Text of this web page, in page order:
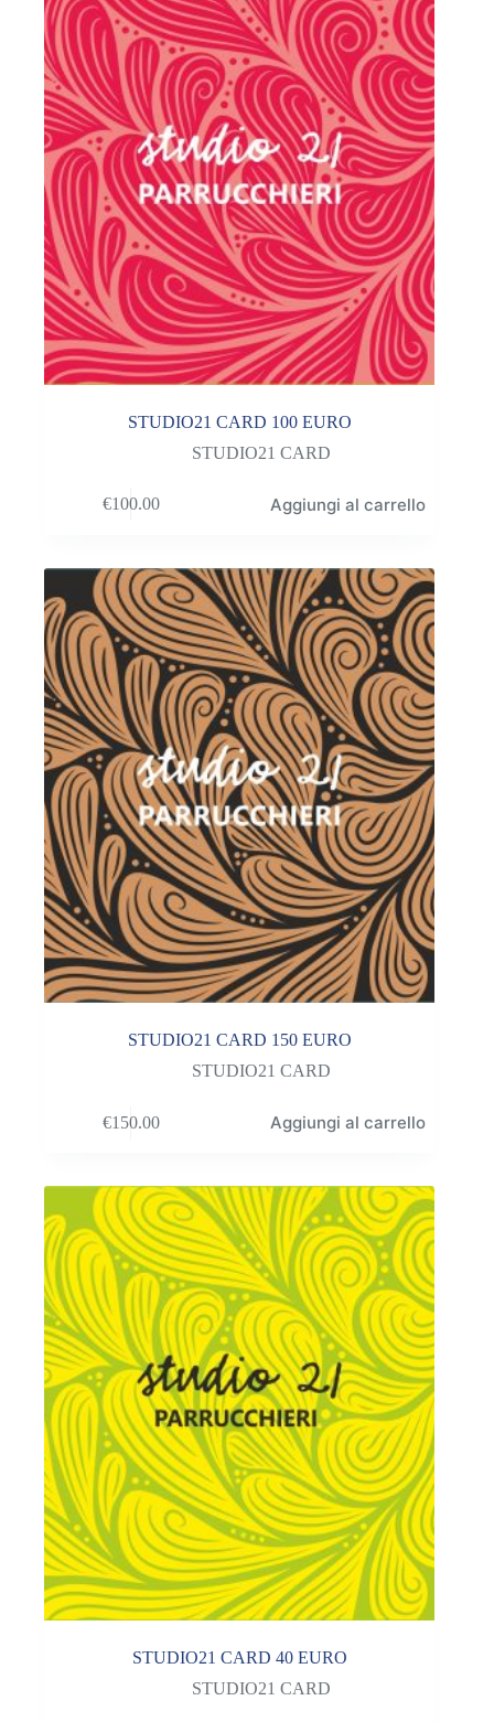
STUDIO21 CARD 100 EURO
STUDIO21 CARD
€100.00 Aggiungi al carrello
STUDIO21 CARD 150 EURO
STUDIO21 CARD
€150.00 Aggiungi al carrello
STUDIO21 CARD 40 EURO
STUDIO21 CARD